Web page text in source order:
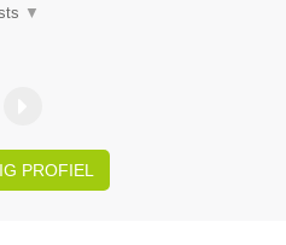
▼
PROFIEL